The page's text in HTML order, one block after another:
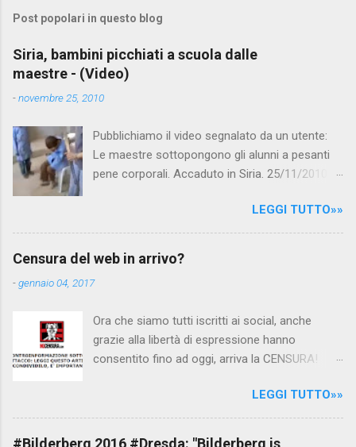
Post popolari in questo blog
Siria, bambini picchiati a scuola dalle
maestre - (Video)
-novembre 25, 2010
Pubblichiamo il video segnalato da un utente:
Le maestre sottopongono gli alunni a pesanti
pene corporali. Accaduto in Siria. 25/11/2010
Canale 5 "Forum" si è interessato al caso,
interpellando prontamente l'ambasciata siriana,
per fare luce sulla vicenda: è emerso che il
scuola. LEGGI IL SERVIZIO . staff
nocensura.com Condividi su Facebook
LEGGI TUTTO»»
Censura del web in arrivo?
-gennaio 04, 2017
Ora che siamo tutti iscritti ai social, anche
grazie alla libertà di espressione hanno
consentito fino ad oggi, arriva la CENSURA!
politica rispediti al mittente dai cittadini - perché
censurare avrebbe fatto perdere troppi
consensi ai vari governi - la CENSURA potrebbe
LEGGI TUTTO»»
#Bilderberg 2016 #Dresda: "Bilderberg is